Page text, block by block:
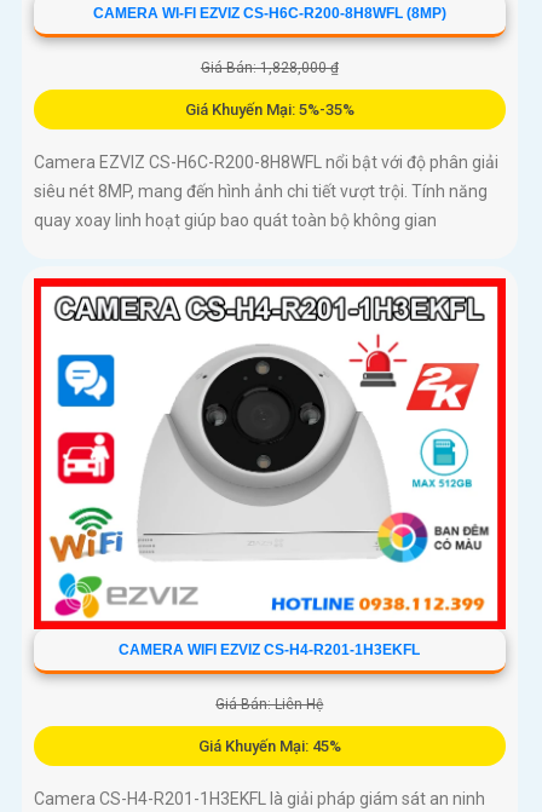
CAMERA WI-FI EZVIZ CS-H6C-R200-8H8WFL (8MP)
Giá Bán: 1,828,000 ₫
Giá Khuyến Mại: 5%-35%
Camera EZVIZ CS-H6C-R200-8H8WFL nổi bật với độ phân giải
siêu nét 8MP, mang đến hình ảnh chi tiết vượt trội. Tính năng
quay xoay linh hoạt giúp bao quát toàn bộ không gian
CAMERA WIFI EZVIZ CS-H4-R201-1H3EKFL
Giá Bán: Liên Hệ
Giá Khuyến Mại: 45%
Camera CS-H4-R201-1H3EKFL là giải pháp giám sát an ninh